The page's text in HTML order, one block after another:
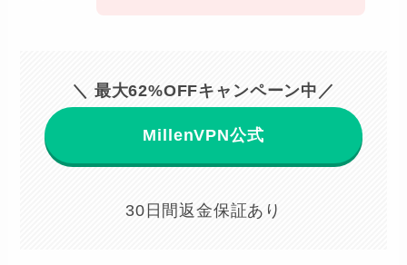
＼ 最大62%OFFキャンペーン中／
MillenVPN公式
30日間返金保証あり